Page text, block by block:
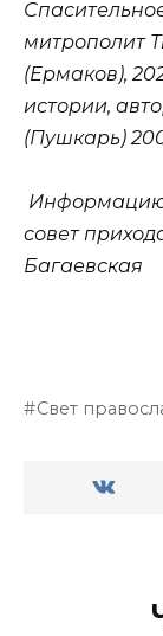
митрополит
(Ермаков),
истории,
(Пушкарь)
Информацию
совет
Багаевская
Свет